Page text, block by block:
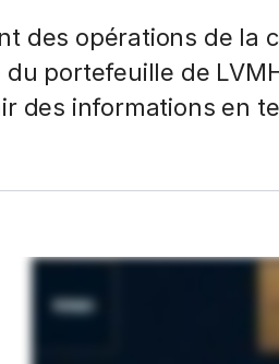
des opérations de la
portefeuille de
des informations en